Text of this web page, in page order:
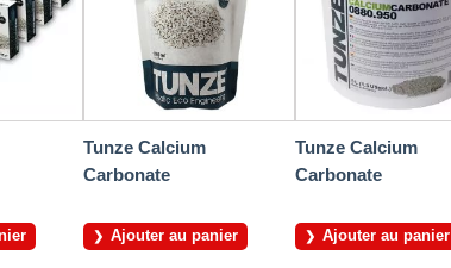
Tunze Calcium
Carbonate
Ajouter au panier
Tunze Calcium
Carbonate
Ajouter au panier